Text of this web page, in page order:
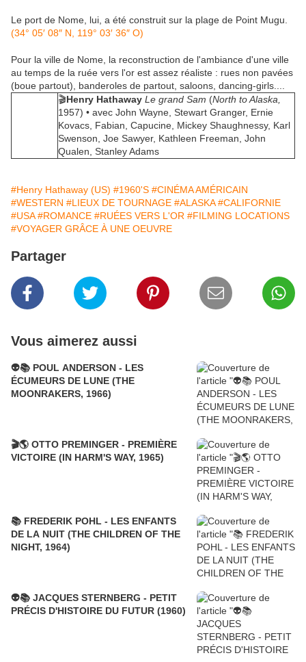
Le port de Nome, lui, a été construit sur la plage de Point Mugu.
(34° 05′ 08″ N, 119° 03′ 36″ O)
Pour la ville de Nome, la reconstruction de l'ambiance d'une ville
au temps de la ruée vers l'or est assez réaliste : rues non pavées
(boue partout), banderoles de partout, saloons, dancing-girls....
🎬Henry Hathaway Le grand Sam (North to Alaska,
1957) • avec John Wayne, Stewart Granger, Ernie
Kovacs, Fabian, Capucine, Mickey Shaughnessy, Karl
Swenson, Joe Sawyer, Kathleen Freeman, John
Qualen, Stanley Adams
#Henry Hathaway (US) #1960'S #CINÉMA AMÉRICAIN
#WESTERN #LIEUX DE TOURNAGE #ALASKA #CALIFORNIE
#USA #ROMANCE #RUÉES VERS L'OR #FILMING LOCATIONS
#VOYAGER GRÂCE À UNE OEUVRE
Partager
Vous aimerez aussi
👽📚 POUL ANDERSON - LES
ÉCUMEURS DE LUNE (THE
MOONRAKERS, 1966)
🎬🌎 OTTO PREMINGER - PREMIÈRE
VICTOIRE (IN HARM'S WAY, 1965)
📚 FREDERIK POHL - LES ENFANTS
DE LA NUIT (THE CHILDREN OF THE
NIGHT, 1964)
👽📚 JACQUES STERNBERG - PETIT
PRÉCIS D'HISTOIRE DU FUTUR (1960)